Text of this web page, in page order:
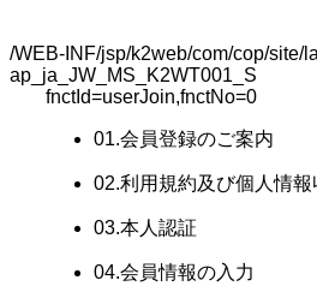
/WEB-INF/jsp/k2web/com/cop/site/
ap_ja_JW_MS_K2WT001_S
fnctId=userJoin,fnctNo=0
01.会員登録のご案内
02.利用規約及び個人情
03.本人認証
04.会員情報の入力